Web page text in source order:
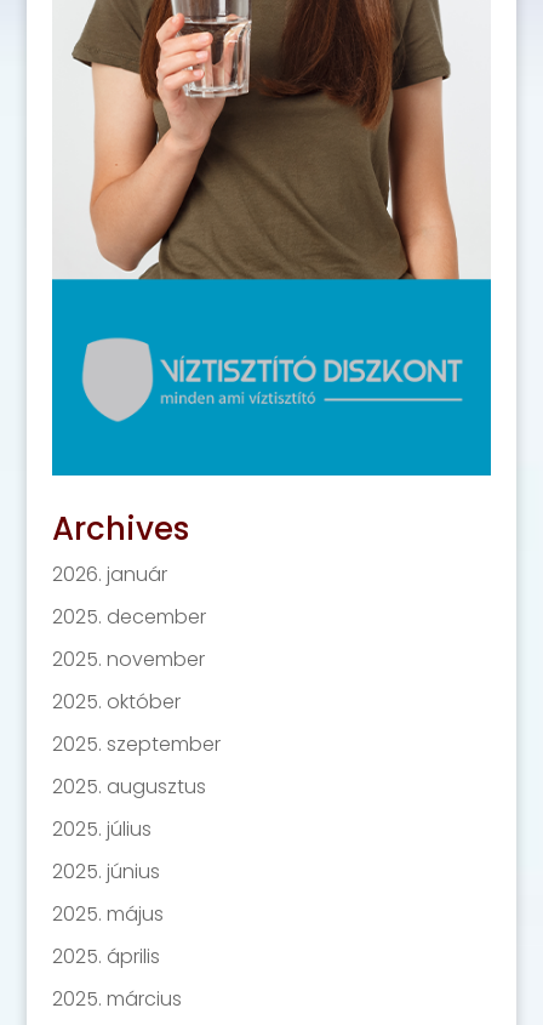
Archives
2026. január
2025. december
2025. november
2025. október
2025. szeptember
2025. augusztus
2025. július
2025. június
2025. május
2025. április
2025. március